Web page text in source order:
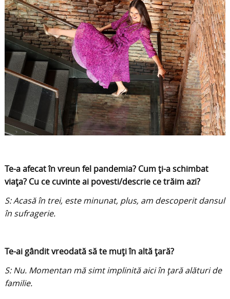
Te-a afecat în vreun fel pandemia? Cum ți-a schimbat
viața? Cu ce cuvinte ai povesti/descrie ce trăim azi?
S: Acasă în trei, este minunat, plus, am descoperit dansul
în sufragerie.
Te-ai gândit vreodată să te muți în altă țară?
S: Nu. Momentan mă simt implinită aici în țară alături de
familie.